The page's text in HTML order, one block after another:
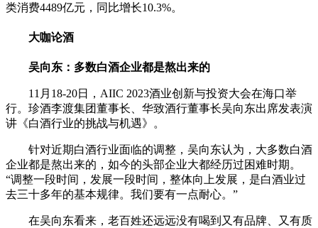
类消费4489亿元，同比增长10.3%。
大咖论酒
吴向东：多数白酒企业都是熬出来的
11月18-20日，AIIC 2023酒业创新与投资大会在海口举
行。珍酒李渡集团董事长、华致酒行董事长吴向东出席发表演
讲《白酒行业的挑战与机遇》。
针对近期白酒行业面临的调整，吴向东认为，大多数白酒
企业都是熬出来的，如今的头部企业大都经历过困难时期。
“调整一段时间，发展一段时间，整体向上发展，是白酒业过
去三十多年的基本规律。我们要有一点耐心。”
在吴向东看来，老百姓还远远没有喝到又有品牌、又有质